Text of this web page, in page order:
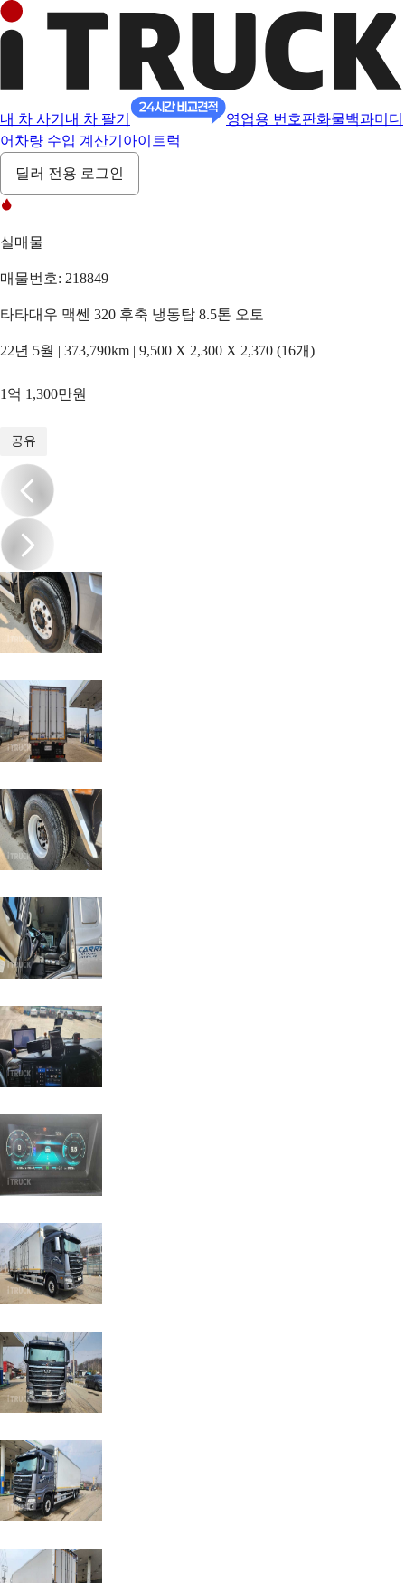
내 차 사기 내 차 팔기 영업용 번호판화물백과미디
어 차량 수입 계산기 아이트럭
딜러 전용 로그인
실매물
매물번호: 218849
타타대우 맥쎈 320 후축 냉동탑 8.5톤 오토
22년 5월 | 373,790km | 9,500 X 2,300 X 2,370 (16개)
1억 1,300만원
공유
/13